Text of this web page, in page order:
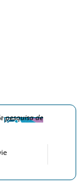
pesquisa de